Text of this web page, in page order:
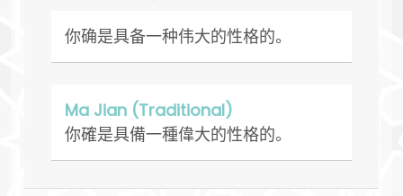
你确是具备一种伟大的性格的。
Ma Jian (Traditional)
你確是具備一種偉大的性格的。